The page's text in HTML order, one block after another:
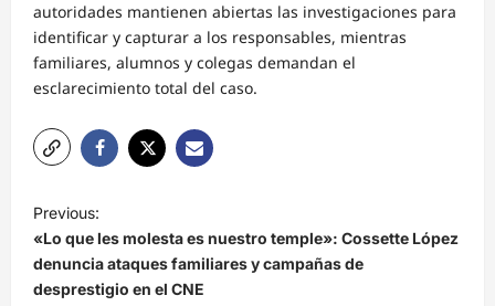
autoridades mantienen abiertas las investigaciones para
identificar y capturar a los responsables, mientras
familiares, alumnos y colegas demandan el
esclarecimiento total del caso.
N
a
v
Previous:
«Lo que les molesta es nuestro temple»: Cossette López
denuncia ataques familiares y campañas de
desprestigio en el CNE